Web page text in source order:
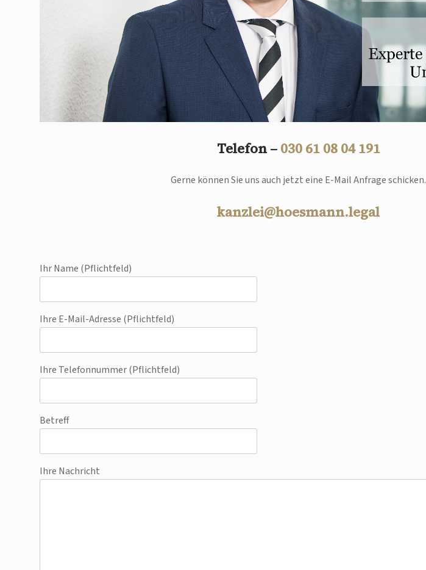
Telefon – 030 61 08 04 191
Gerne können Sie uns auch jetzt eine E-Mail Anfrage schicken.
kanzlei@hoesmann.legal
Ihr Name (Pflichtfeld)
Ihre E-Mail-Adresse (Pflichtfeld)
Ihre Telefonnummer (Pflichtfeld)
Betreff
Ihre Nachricht